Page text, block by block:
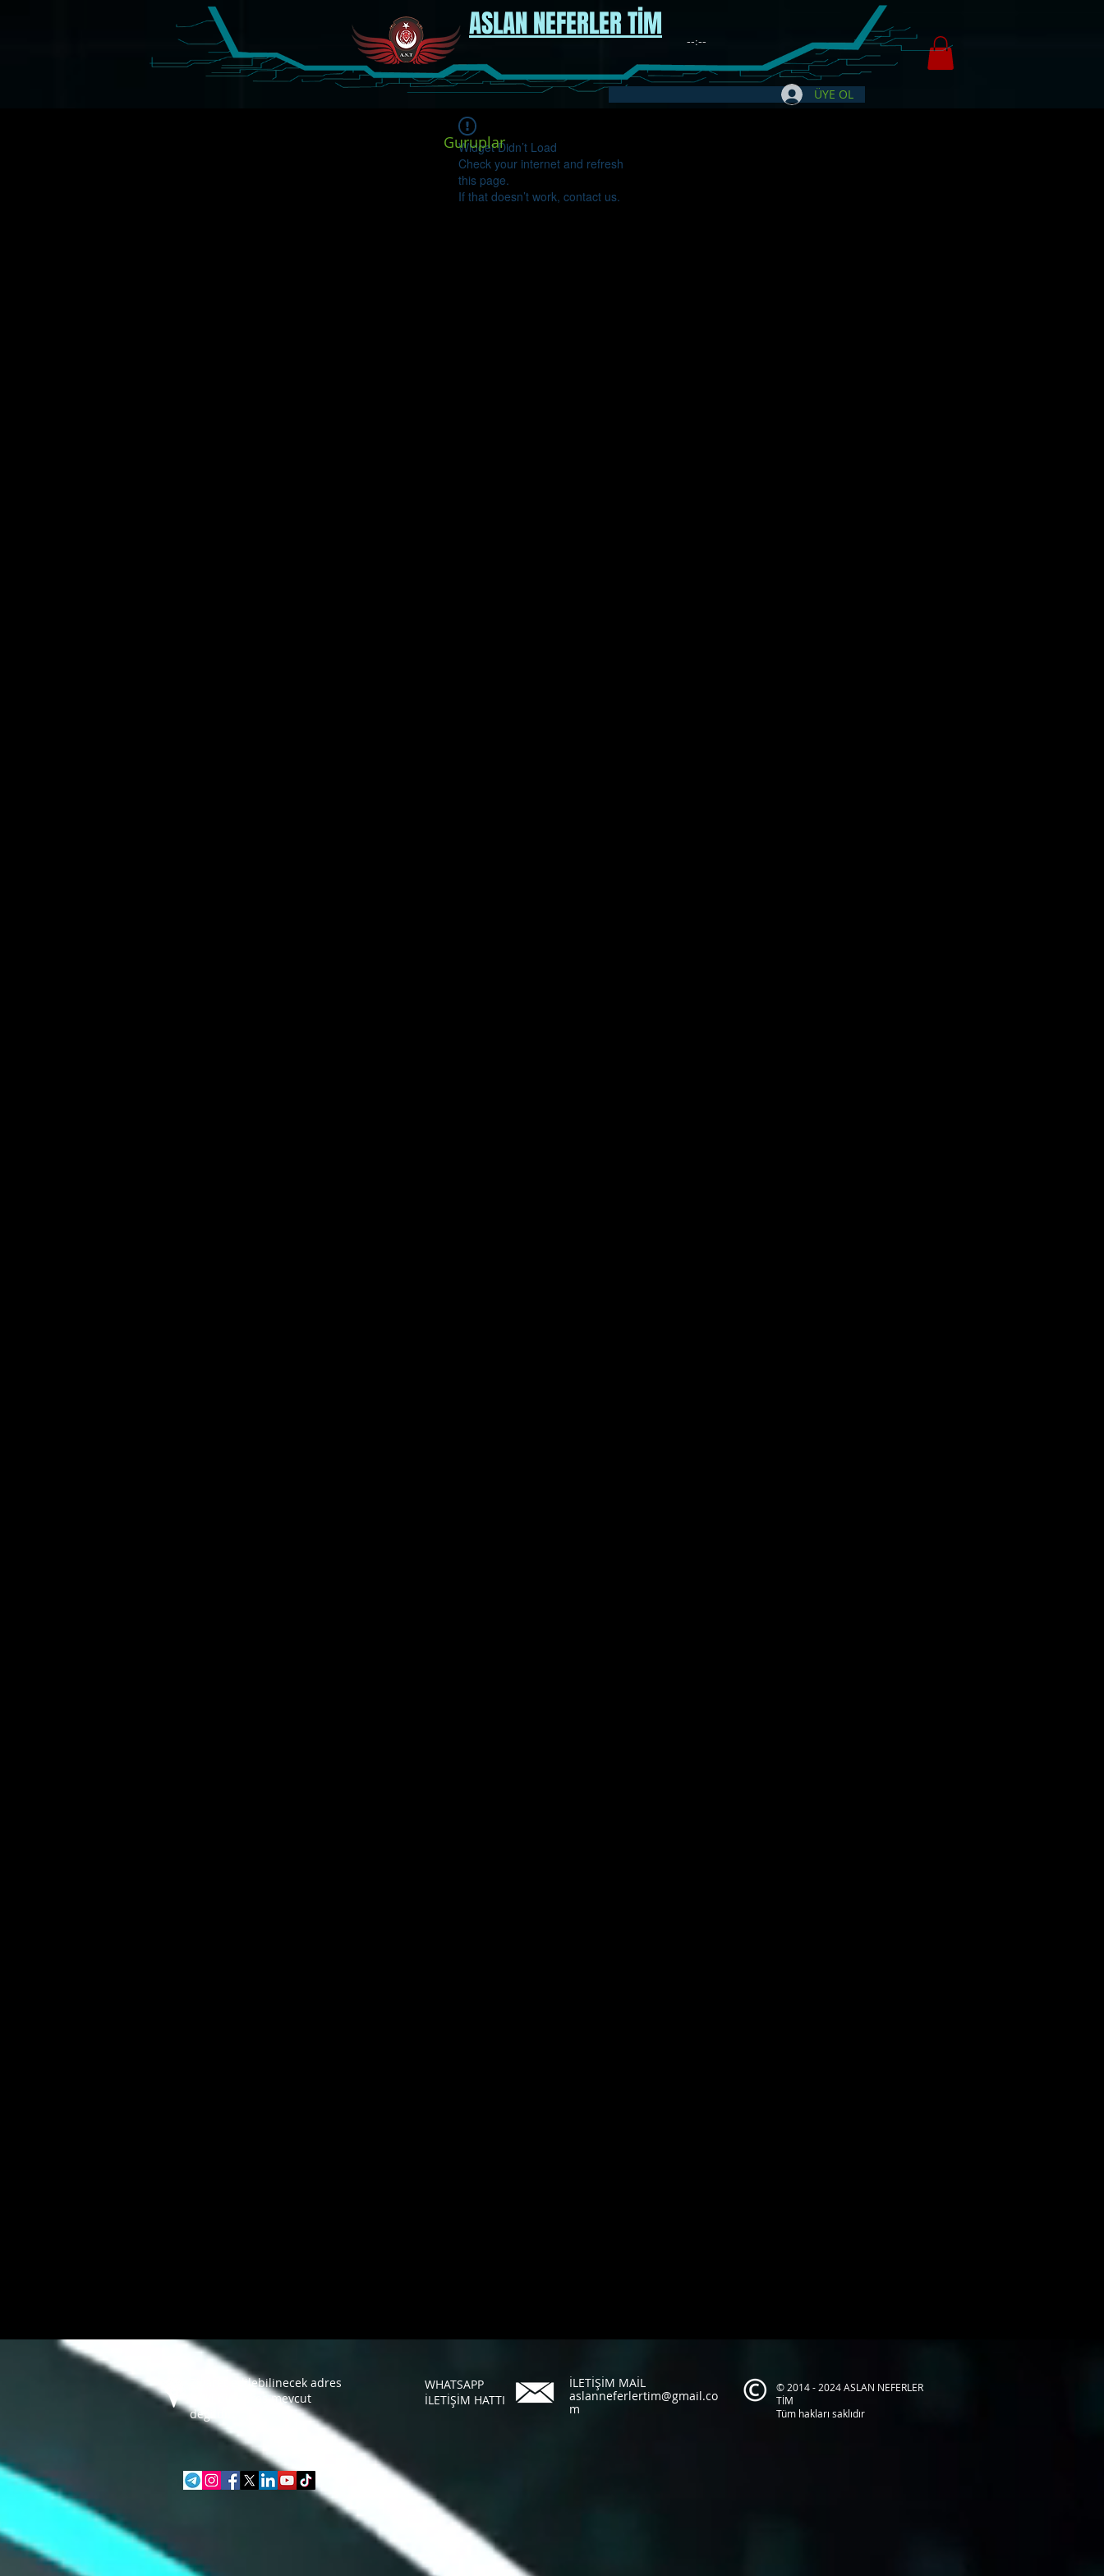
ASLAN NEFERLER TİM
ÜYE OL
Widget Didn’t Load
Check your internet and refresh
this page.
If that doesn’t work, contact us.
Guruplar
Ziyaret edilebilinecek adres
fiziki bir adres mevcut
değildir.
WHATSAPP
İLETİŞİM HATTI
İLETİŞİM MAİL
aslanneferlertim@gmail.co
m
© 2014 - 2024 ASLAN NEFERLER
TİM
Tüm hakları saklıdır